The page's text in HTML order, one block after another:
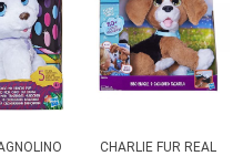
CHARLIE FUR REAL